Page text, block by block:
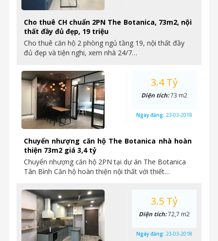
Cho thuê CH chuẩn 2PN The Botanica, 73m2, nội
thất đầy đủ đẹp, 19 triệu
Cho thuê căn hộ 2 phòng ngủ tầng 19, nội thất đầy
đủ đẹp và tiện nghi, xem nhà 24/7…
Chuyển nhượng căn hộ The Botanica nhà hoàn
thiện 73m2 giá 3,4 tỷ
Chuyển nhượng căn hộ 2PN tại dự án The Botanica
Tân Bình Căn hộ hoàn thiện nội thất với thiết…
3.4 Tỷ
Diện tích:73 m2
Ngày đăng: 23-03-2018
3.5 Tỷ
Diện tích:72,7 m2
Ngày đăng: 23-03-2018